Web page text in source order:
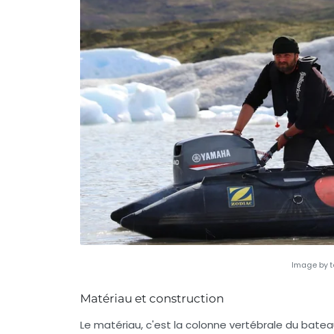
Image by
Matériau et construction
Le matériau, c'est la colonne vertébrale du